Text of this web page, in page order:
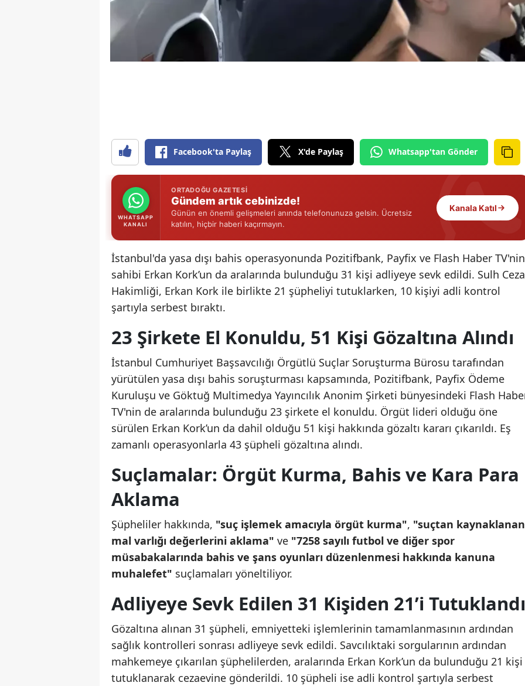
Elazığ
Gaziantep
Gümüşhane
Hatay
Isparta
Kars
Kastamonu
Kayseri
Kırklareli
Kırşehir
Konya
Kütahya
Kahramanmaraş
Mardin
Muğla
Facebook'ta Paylaş X'de Paylaş Whatsapp'tan Gönder
WHATSAPP
KANALI
ORTADOĞU GAZETESI
Gündem artık cebinizde!
Günün en önemli gelişmeleri anında telefonunuza gelsin. Ücretsiz
katılın, hiçbir haberi kaçırmayın.
Kanala Katıl
İstanbul'da yasa dışı bahis operasyonunda Pozitifbank, Payfix ve Flash Haber TV'nin
sahibi Erkan Kork’un da aralarında bulunduğu 31 kişi adliyeye sevk edildi. Sulh Ceza
Hakimliği, Erkan Kork ile birlikte 21 şüpheliyi tutuklarken, 10 kişiyi adli kontrol
şartıyla serbest bıraktı.
23 Şirkete El Konuldu, 51 Kişi Gözaltına Alındı
İstanbul Cumhuriyet Başsavcılığı Örgütlü Suçlar Soruşturma Bürosu tarafından
yürütülen yasa dışı bahis soruşturması kapsamında, Pozitifbank, Payfix Ödeme
Kuruluşu ve Göktuğ Multimedya Yayıncılık Anonim Şirketi bünyesindeki Flash
TV'nin de aralarında bulunduğu 23 şirkete el konuldu. Örgüt lideri olduğu öne
sürülen Erkan Kork’un da dahil olduğu 51 kişi hakkında gözaltı kararı çıkarıldı. Eş
zamanlı operasyonlarla 43 şüpheli gözaltına alındı.
Suçlamalar: Örgüt Kurma, Bahis ve Kara Para
Aklama
Şüpheliler hakkında, "suç işlemek amacıyla örgüt kurma", "suçtan kaynaklanan
mal varlığı değerlerini aklama" ve "7258 sayılı futbol ve diğer spor
müsabakalarında bahis ve şans oyunları düzenlenmesi hakkında kanuna
muhalefet" suçlamaları yöneltiliyor.
Adliyeye Sevk Edilen 31 Kişiden 21’i Tutuklandı
Gözaltına alınan 31 şüpheli, emniyetteki işlemlerinin tamamlanmasının ardından
sağlık kontrolleri sonrası adliyeye sevk edildi. Savcılıktaki sorgularının ardından
mahkemeye çıkarılan şüphelilerden, aralarında Erkan Kork’un da bulunduğu 21 kişi
tutuklanarak cezaevine gönderildi. 10 şüpheli ise adli kontrol şartıyla serbest
Öğrenci affında kritik
aşama: TBMM'de önemli
Öğrenci affında kritik
aşama: TBMM'de